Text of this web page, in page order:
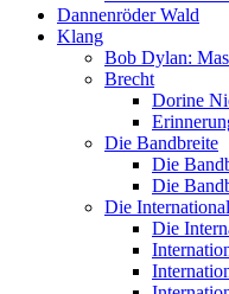
Dannenröder Wald
Klang
Bob Dylan:
Brecht
Dorine
Die Bandbreite
Die
Die
Die
Die